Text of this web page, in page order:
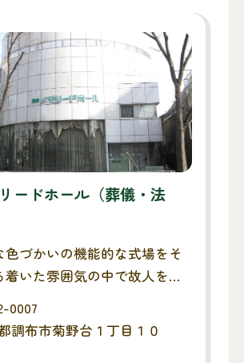
ードホール（葬儀・法
色づかいの機能的な式場をそ
着いた雰囲気の中で故人を偲
ます。遠方からご参列いた
の方々にもゆったりとお過
けます。
0007
調布市菊野台１丁目１０